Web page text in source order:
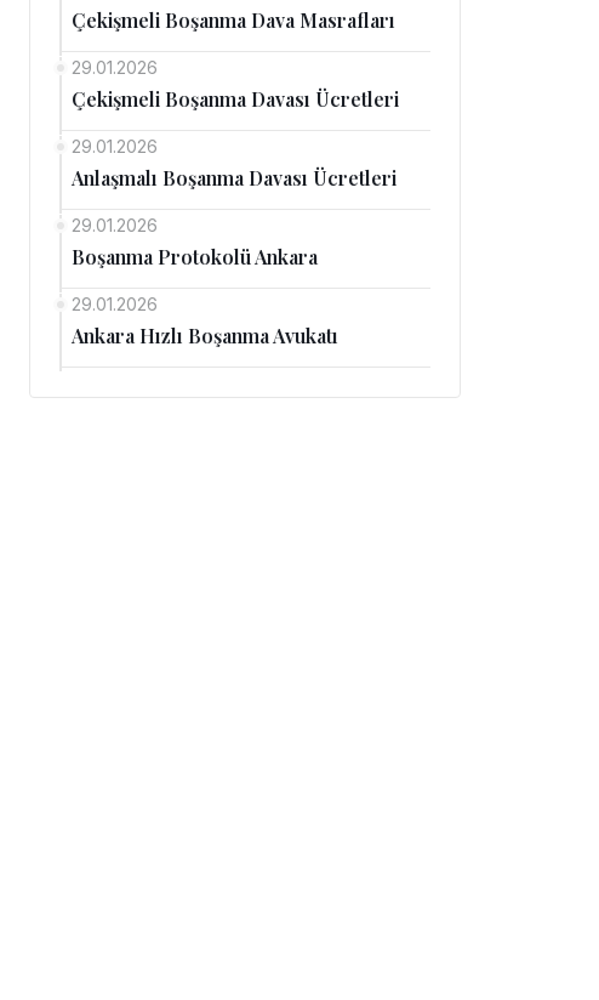
Çekişmeli Boşanma Dava Masrafları
29.01.2026
Çekişmeli Boşanma Davası Ücretleri
29.01.2026
Anlaşmalı Boşanma Davası Ücretleri
29.01.2026
Boşanma Protokolü Ankara
29.01.2026
Ankara Hızlı Boşanma Avukatı